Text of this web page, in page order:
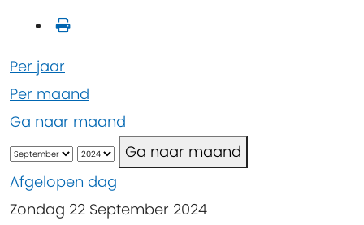
Per jaar
Per maand
Ga naar maand
Ga naar maand
Afgelopen dag
Zondag 22 September 2024